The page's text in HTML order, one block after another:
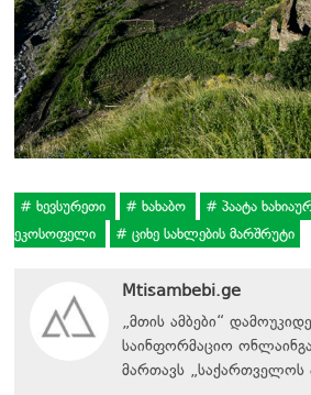
ხევსურეთი ხახაბო პაატა
ეკოსოფელი
ციხე სახლების მარშრუტი
Mtisambebi.ge
„მთის ამბები“
საინფორმაციო
მართავს „საქართველოს